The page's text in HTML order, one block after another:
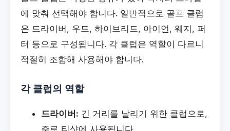
에 맞춰 선택해야 합니다. 일반적으로 골프 클럽
은 드라이버, 우드, 하이브리드, 아이언, 웨지, 퍼
터 등으로 구성됩니다. 각 클럽은 역할이 다르니
적절히 조합해 사용해야 합니다.
각 클럽의 역할
드라이버: 긴 거리를 날리기 위한 클럽으로,
주로 티샷에 사용됩니다.